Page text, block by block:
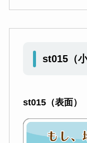
st015 （
st015（表面）